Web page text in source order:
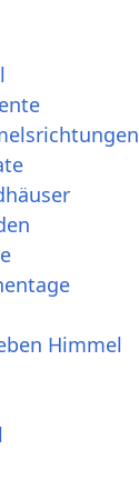
Himmel